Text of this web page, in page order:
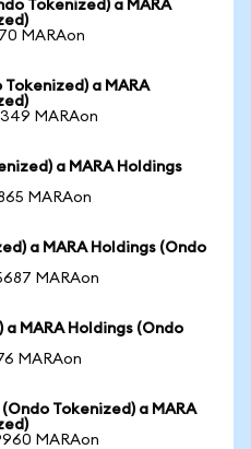
Tokenized) a MARA
MARAon
a MARA
MARAon
a MARA Holdings
MARAon
a MARA Holdings (Ondo
MARAon
a MARA Holdings (Ondo
MARAon
Tokenized) a MARA
MARAon